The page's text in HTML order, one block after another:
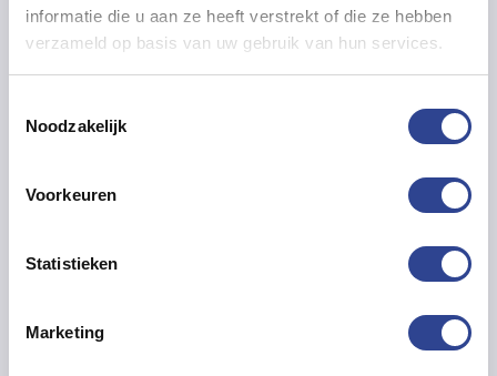
informatie die u aan ze heeft verstrekt of die ze hebben
verzameld op basis van uw gebruik van hun services.
Noodzakelijk
Voorkeuren
Statistieken
Marketing
Epson ColorWorks
CW-C4000e series
snelheden waarop u de
Wilt u graag de
verschillende
Epson ColorWorks
CW-C4000e series
snelheden waarop u de
printer kunt instellen
Wilt u graag de
kwaliteitsverschillen
verschillende
instellingen printen wij